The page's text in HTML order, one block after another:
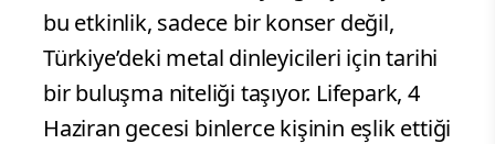
bu etkinlik, sadece bir konser değil,
Türkiye’deki metal dinleyicileri için tarihi
bir buluşma niteliği taşıyor. Lifepark, 4
Haziran gecesi binlerce kişinin eşlik ettiği